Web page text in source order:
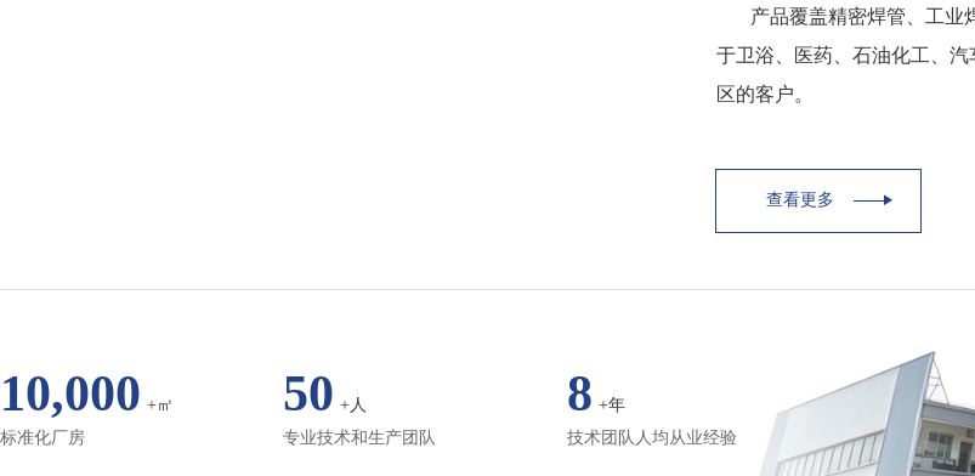
产品覆盖精密焊管、工业
于卫浴、医药、石油化工、
区的客户。
查看更多
10,000 +㎡
标准化厂房
50 +人
专业技术和生产团队
8 +年
技术团队人均从业经验